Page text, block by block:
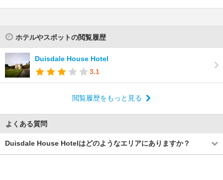
ホテルやスポットの閲覧履歴
Duisdale House Hotel
3.1
閲覧履歴をもっと見る
よくある質問
Duisdale House Hotelはどのようなエリアにありますか？